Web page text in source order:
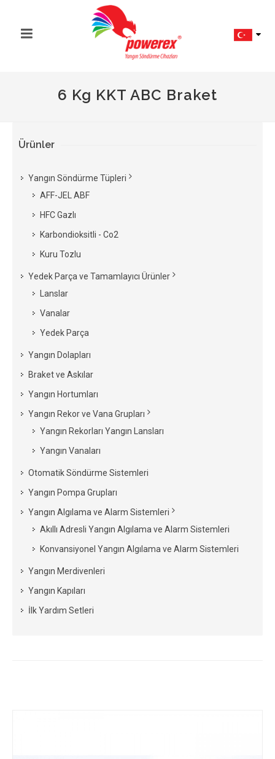
6 Kg KKT ABC Braket
Ürünler
Yangın Söndürme Tüpleri
AFF-JEL ABF
HFC Gazlı
Karbondioksitli - Co2
Kuru Tozlu
Yedek Parça ve Tamamlayıcı Ürünler
Lanslar
Vanalar
Yedek Parça
Yangın Dolapları
Braket ve Askılar
Yangın Hortumları
Yangın Rekor ve Vana Grupları
Yangın Rekorları Yangın Lansları
Yangın Vanaları
Otomatik Söndürme Sistemleri
Yangın Pompa Grupları
Yangın Algılama ve Alarm Sistemleri
Akıllı Adresli Yangın Algılama ve Alarm Sistemleri
Konvansiyonel Yangın Algılama ve Alarm Sistemleri
Yangın Merdivenleri
Yangın Kapıları
İlk Yardım Setleri